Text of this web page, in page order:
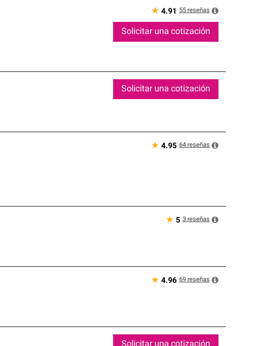
★ 4.91 55 reseñas
Solicitar una cotización
Solicitar una cotización
★ 4.95 64 reseñas
★ 5 3 reseñas
★ 4.96 69 reseñas
Solicitar una cotización